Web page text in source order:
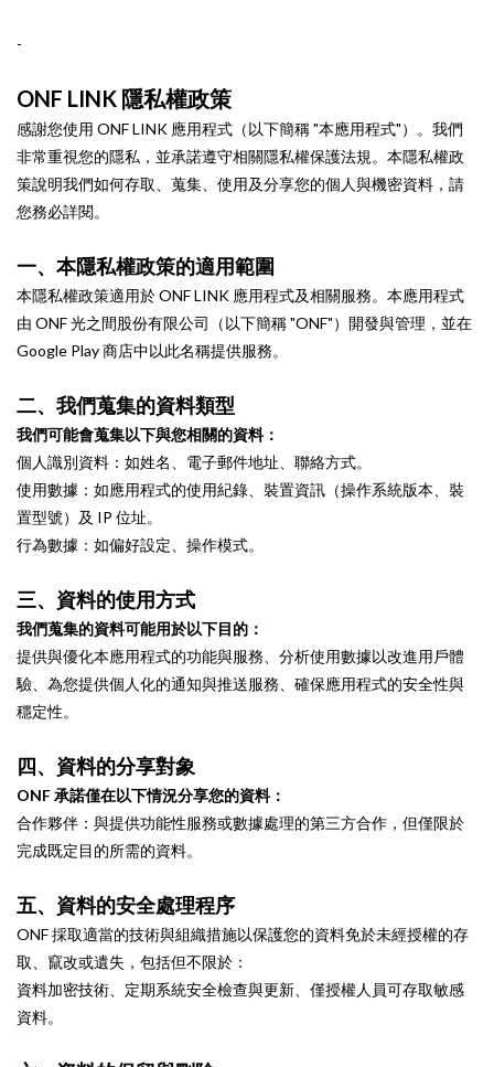
-
ONF LINK 隱私權政策
感謝您使用 ONF LINK 應用程式（以下簡稱 "本應用程式"）。我們
非常重視您的隱私，並承諾遵守相關隱私權保護法規。本隱私權政
策說明我們如何存取、蒐集、使用及分享您的個人與機密資料，請
您務必詳閱。
一、本隱私權政策的適用範圍
本隱私權政策適用於 ONF LINK 應用程式及相關服務。本應用程式
由 ONF 光之間股份有限公司（以下簡稱 "ONF"）開發與管理，並在
Google Play 商店中以此名稱提供服務。
二、我們蒐集的資料類型
我們可能會蒐集以下與您相關的資料：
個人識別資料：如姓名、電子郵件地址、聯絡方式。
使用數據：如應用程式的使用紀錄、裝置資訊（操作系統版本、裝
置型號）及 IP 位址。
行為數據：如偏好設定、操作模式。
三、資料的使用方式
我們蒐集的資料可能用於以下目的：
提供與優化本應用程式的功能與服務、分析使用數據以改進用戶體
驗、為您提供個人化的通知與推送服務、確保應用程式的安全性與
穩定性。
四、資料的分享對象
ONF 承諾僅在以下情況分享您的資料：
合作夥伴：與提供功能性服務或數據處理的第三方合作，但僅限於
完成既定目的所需的資料。
五、資料的安全處理程序
ONF 採取適當的技術與組織措施以保護您的資料免於未經授權的存
取、竄改或遺失，包括但不限於：
資料加密技術、定期系統安全檢查與更新、僅授權人員可存取敏感
資料。